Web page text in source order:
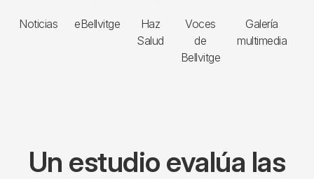
3r
Noticias eBellvitge
Haz
Salud
Voces
de
Bellvitge
Galería
multimedia
Un estudio evalúa las